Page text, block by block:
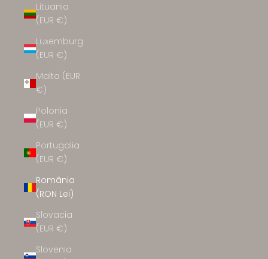
Lituania
(EUR €)
Luxemburg
(EUR €)
Malta (EUR
€)
Polonia
(EUR €)
Portugalia
(EUR €)
România
(RON Lei)
Slovacia
(EUR €)
Slovenia